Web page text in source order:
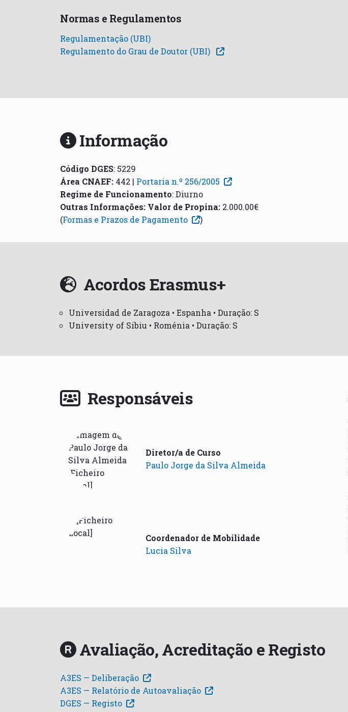
Normas e Regulamentos
Regulamentação (UBI)
Regulamento do Grau de Doutor (UBI)
Informação
Código DGES: 5229
Área CNAEF: 442 | Portaria n.º 256/2005
Regime de Funcionamento:Diurno
Outras Informações: Valor de Propina: 2.000.00€
(Formas e Prazos de Pagamento )
Acordos Erasmus+
Universidad de Zaragoza • Espanha • Duração: S
University of Sibiu • Roménia • Duração: S
Responsáveis
Diretor/a de Curso
Paulo Jorge da Silva Almeida
Coordenador de Mobilidade
Lucia Silva
Avaliação, Acreditação e Registo
A3ES — Deliberação
A3ES — Relatório de Autoavaliação
DGES — Registo